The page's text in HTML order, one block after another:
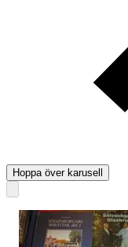
Hoppa över karusell